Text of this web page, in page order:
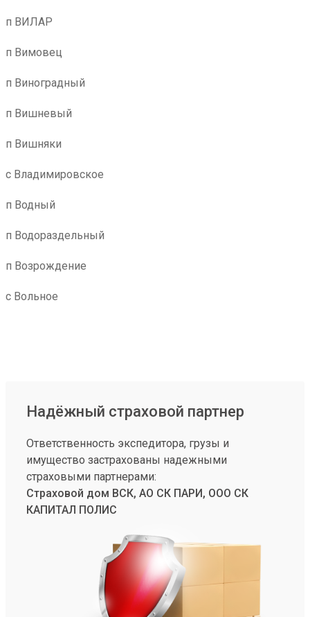
п ВИЛАР
п Вимовец
п Виноградный
п Вишневый
п Вишняки
с Владимировское
п Водный
п Водораздельный
п Возрождение
с Вольное
Надёжный страховой партнер
Ответственность экспедитора, грузы и
имущество застрахованы надежными
страховыми партнерами:
Страховой дом ВСК, АО СК ПАРИ, ООО СК
КАПИТАЛ ПОЛИС